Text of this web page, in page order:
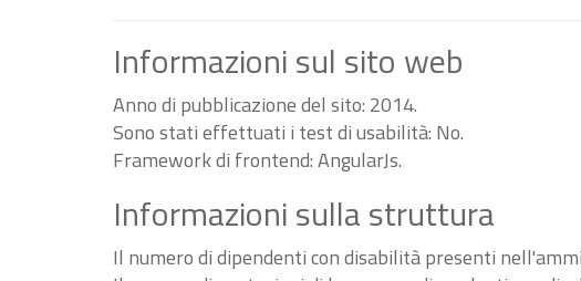
Informazioni sul sito web
Anno di pubblicazione del sito: 2014.
Sono stati effettuati i test di usabilità: No.
Framework di frontend: AngularJs.
Informazioni sulla struttura
Il numero di dipendenti con disabilità presenti